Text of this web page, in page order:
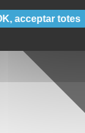
acceptar totes